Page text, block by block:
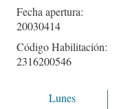
Fecha apertura:
20030414
Código Habilitación:
2316200546
Lunes